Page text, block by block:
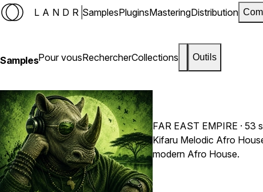
LANDR SamplesPluginsMasteringDistribution
SamplesPour vousRechercherCollections Outils
FAR EAST EMPIRE · 53
Kifaru Melodic Afro
modern Afro House.